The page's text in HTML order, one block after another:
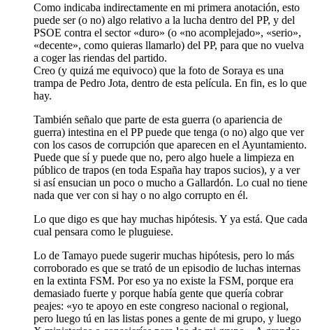
Como indicaba indirectamente en mi primera anotación, esto
puede ser (o no) algo relativo a la lucha dentro del PP, y del
PSOE contra el sector «duro» (o «no acomplejado», «serio»,
«decente», como quieras llamarlo) del PP, para que no vuelva
a coger las riendas del partido.
Creo (y quizá me equivoco) que la foto de Soraya es una
trampa de Pedro Jota, dentro de esta película. En fin, es lo que
hay.
También señalo que parte de esta guerra (o apariencia de
guerra) intestina en el PP puede que tenga (o no) algo que ver
con los casos de corrupción que aparecen en el Ayuntamiento.
Puede que sí y puede que no, pero algo huele a limpieza en
público de trapos (en toda España hay trapos sucios), y a ver
si así ensucian un poco o mucho a Gallardón. Lo cual no tiene
nada que ver con si hay o no algo corrupto en él.
Lo que digo es que hay muchas hipótesis. Y ya está. Que cada
cual pensara como le pluguiese.
Lo de Tamayo puede sugerir muchas hipótesis, pero lo más
corroborado es que se trató de un episodio de luchas internas
en la extinta FSM. Por eso ya no existe la FSM, porque era
demasiado fuerte y porque había gente que quería cobrar
peajes: «yo te apoyo en este congreso nacional o regional,
pero luego tú en las listas pones a gente de mi grupo, y luego